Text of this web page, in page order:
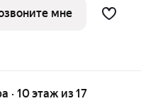
планировками, которые
мне
· 10 этаж из 17